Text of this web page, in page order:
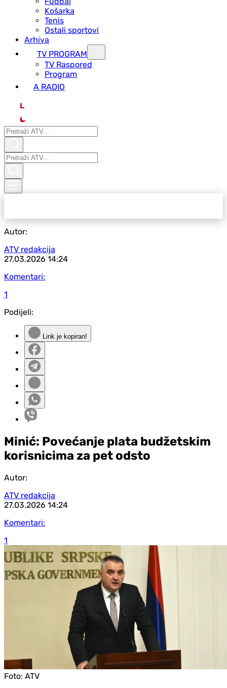
Košarka
Tenis
Ostali sportovi
Arhiva
TV PROGRAM
ТV Raspored
Program
A RADIO
L
Autor:
ATV redakcija
27.03.2026 14:24
Komentari:
1
Podijeli:
Link je kopiran!
Minić: Povećanje plata budžetskim
korisnicima za pet odsto
Autor:
ATV redakcija
27.03.2026 14:24
Komentari:
1
Foto: ATV